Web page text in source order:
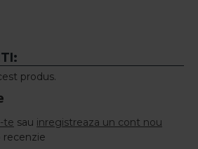
produs.
te sau inregistreaza un cont nou
recenzie